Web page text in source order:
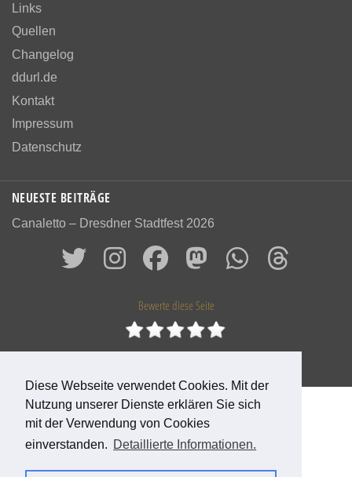
Diese Webseite verwendet Cookies. Mit der
Nutzung unserer Dienste erklären Sie sich
mit der Verwendung von Cookies
einverstanden. Detaillierte Informationen.
Links
Quellen
Changelog
ddurl.de
Kontakt
Impressum
Datenschutz
NEUESTE BEITRÄGE
Canaletto – Dresdner Stadtfest 2026
Bewerte diese Seite
© 2026 Das alte Dresden